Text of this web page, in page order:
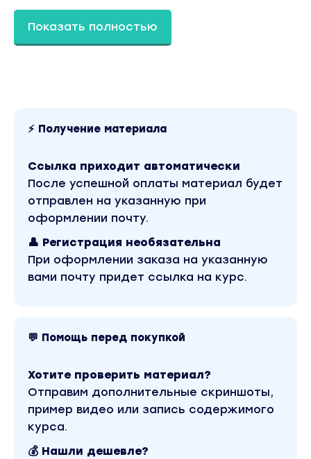
процесс DMI, часть 2
неосознанности и упражнения для
разогрева
DVD 09 – Как практиковать набор
неосознанности + демонстрация
DVD 10 – Продвинутые стратегии набора
DVD 11 – Гипнотический контекст, волшебнче
DVD 12 – Ресурсные инструменты и
завораживающий гипнотический язык
DVD 13 – Как применять петли
Показать полностью
⚡ Получение материала
Ссылка приходит автоматически
После успешной оплаты материал будет
отправлен на указанную при
оформлении почту.
👤 Регистрация необязательна
При оформлении заказа на указанную
вами почту придет ссылка на курс.
💬 Помощь перед покупкой
Хотите проверить материал?
Отправим дополнительные скриншоты,
пример видео или запись содержимого
курса.
💰 Нашли дешевле?